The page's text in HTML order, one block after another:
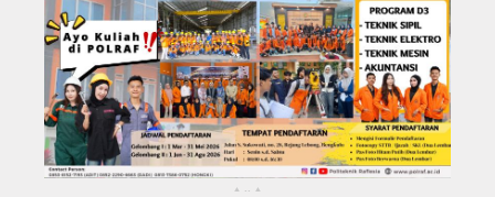
KABUPATEN REJANG LEBONG
Kota Bengkulu
▴ ▴